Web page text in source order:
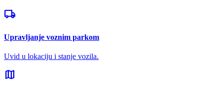
local_shipping
Upravljanje voznim parkom
Uvid u lokaciju i stanje vozila.
map